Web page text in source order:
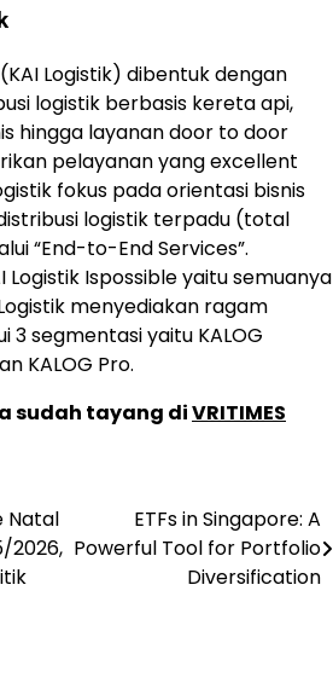
Logistik) dibentuk dengan
logistik berbasis kereta api,
hingga layanan door to door
pelayanan yang excellent
fokus pada orientasi bisnis
logistik terpadu (total
“End-to-End Services”.
Logistik Ispossible yaitu semuanya
menyediakan ragam
3 segmentasi yaitu KALOG
KALOG Pro.
sudah tayang diVRITIMES
Natal
2026,
ETFs in Singapore: A
Powerful Tool for Portfolio
Diversification